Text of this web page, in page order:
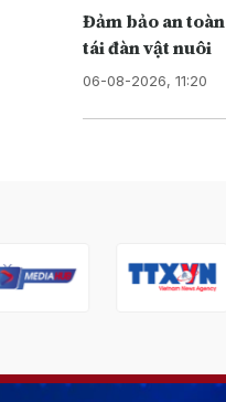
Đảm bảo an
tái đàn vật nuôi
06-08-2026, 11:20